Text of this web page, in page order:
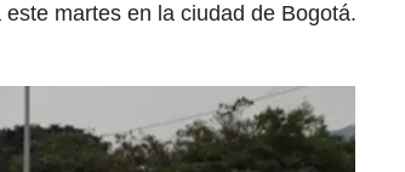
martes en la ciudad de Bogotá.